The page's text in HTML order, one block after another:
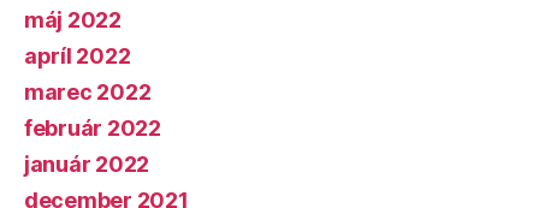
máj 2022
apríl 2022
marec 2022
február 2022
január 2022
december 2021